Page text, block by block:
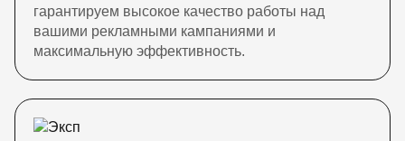
гарантируем высокое качество работы над
вашими рекламными кампаниями и
максимальную эффективность.